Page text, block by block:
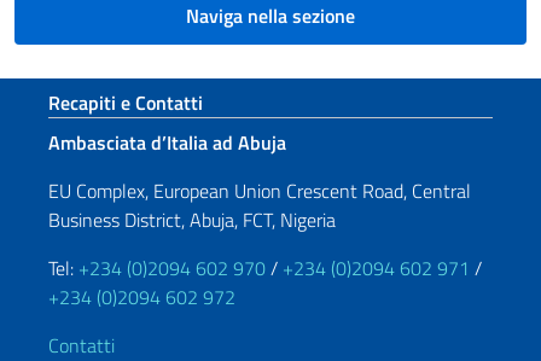
Naviga nella sezione
Sezione footer
Recapiti e Contatti
Ambasciata d’Italia ad Abuja
EU Complex, European Union Crescent Road, Central
Business District, Abuja, FCT, Nigeria
Tel: +234 (0)2094 602 970/ +234 (0)2094 602 971 /
+234 (0)2094 602 972
Contatti